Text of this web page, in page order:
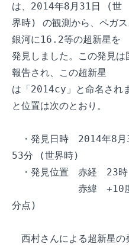
は、2014年8月31日 (世
界時) の観測から、ペガ
銀河に16.2等の超新星を
発見しました。この発見
報告され、この超新星
は「2014cy」と命名され
と位置は次のとおり。
・発見日時　2014年8
53分 (世界時)
・発見位置　赤経　23
赤緯　+10度 46
分点)
西村さんによる超新星の